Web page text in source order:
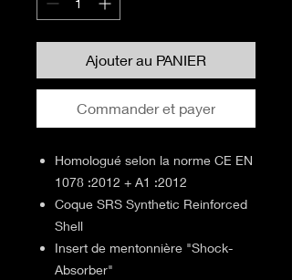
Ajouter au PANIER
Commander et payer
Homologué selon la norme CE EN
1078 :2012 + A1 :2012
Coque SRS Synthetic Reinforced
Shell
Insert de mentonnière "Shock-
Absorber"